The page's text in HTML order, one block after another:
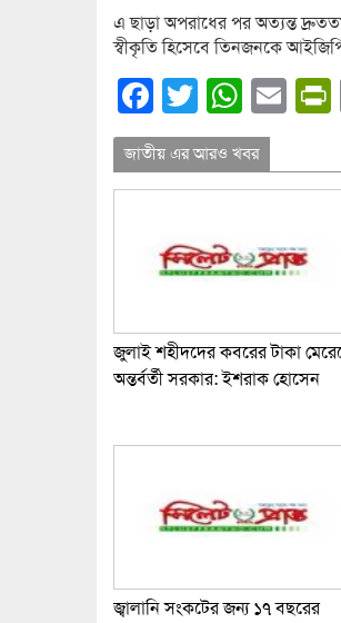
এ ছাড়া অপরাধের পর অত্যন্ত
স্বীকৃতি হিসেবে তিনজনকে আইজিপি
Facebook
Twitter
জাতীয় এর আরও খবর
জুলাই শহীদদের কবরের টাকা
অন্তর্বর্তী সরকার: ইশরাক হোসেন
জ্বালানি সংকটের জন্য ১৭ বছরের